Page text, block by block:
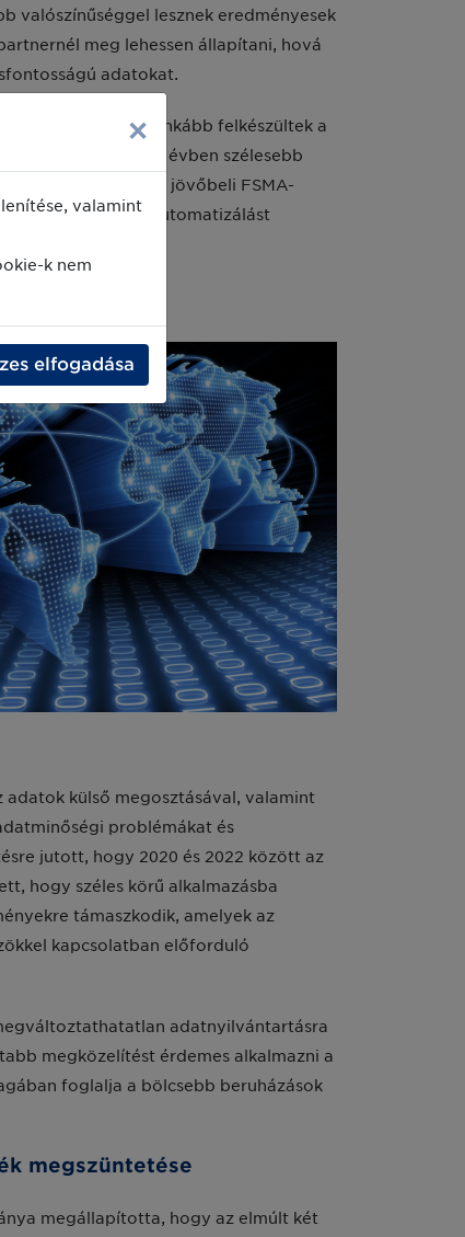
valószínűséggel lesznek eredményesek
meg lehessen állapítani, hová
adatokat.
valószínűleg a leginkább felkészültek a
hogy ebben az évben szélesebb
ami a jövőbeli FSMA-
ideje, hogy több automatizálást
külső megosztásával, valamint
problémákat és
jutott, hogy 2020 és 2022 között az
hogy széles körű alkalmazásba
támaszkodik, amelyek az
kapcsolatban előforduló
adatnyilvántartásra
megközelítést érdemes alkalmazni a
foglalja a bölcsebb beruházások
megszüntetése
megállapította, hogy az elmúlt két
×
valamint
k nem
elfogadása